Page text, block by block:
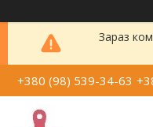
Зараз
+380 (98) 539-34-63